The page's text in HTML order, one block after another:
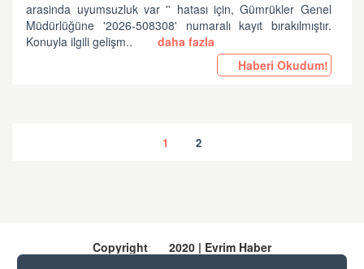
arasinda uyumsuzluk var '' hatası için, Gümrükler Genel
Müdürlüğüne '2026-508308' numaralı kayıt bırakılmıştır.
Konuyla ilgili gelişm..
daha fazla
Haberi Okudum!
1 2
Copyright 2020 | Evrim Haber